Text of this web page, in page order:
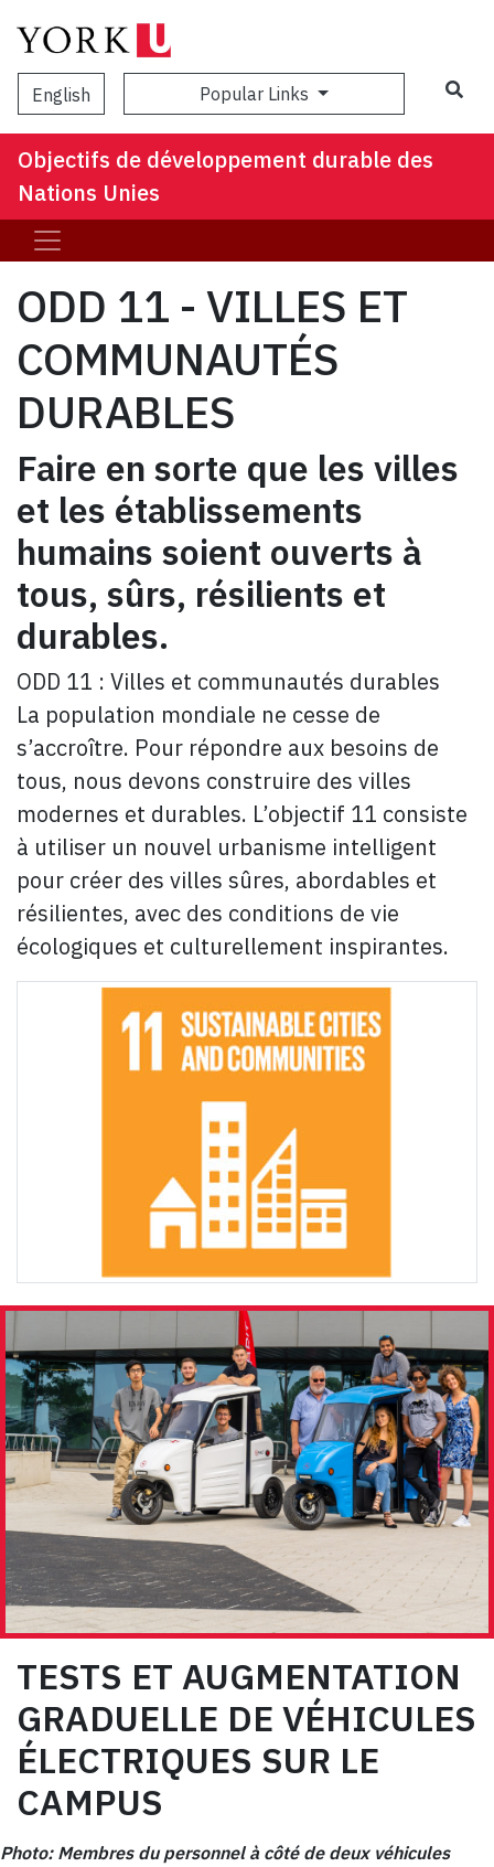
English Popular Links
Objectifs de développement durable des
Nations Unies
ODD 11 - VILLES ET
COMMUNAUTÉS
DURABLES
Faire en sorte que les villes
et les établissements
humains soient ouverts à
tous, sûrs, résilients et
durables.
ODD 11 : Villes et communautés durables
La population mondiale ne cesse de
s’accroître. Pour répondre aux besoins de
tous, nous devons construire des villes
modernes et durables. L’objectif 11 consiste
à utiliser un nouvel urbanisme intelligent
pour créer des villes sûres, abordables et
résilientes, avec des conditions de vie
écologiques et culturellement inspirantes.
TESTS ET AUGMENTATION
GRADUELLE DE VÉHICULES
ÉLECTRIQUES SUR LE
CAMPUS
Photo: Membres du personnel à côté de deux véhicules